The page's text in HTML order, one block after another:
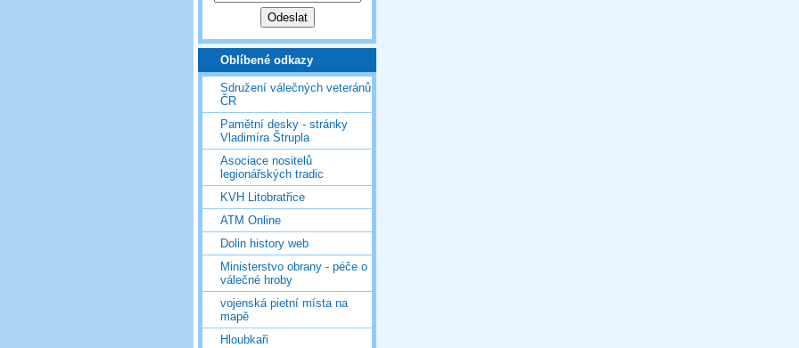
Oblíbené odkazy
Sdružení válečných veteránů
ČR
Pamětní desky - stránky
Vladimíra Štrupla
Asociace nositelů
legionářských tradic
KVH Litobratřice
ATM Online
Dolin history web
Ministerstvo obrany - péče o
válečné hroby
vojenská pietní místa na
mapě
Hloubkaři